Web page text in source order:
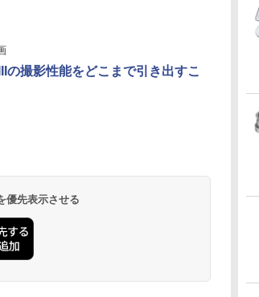
の撮影性能をどこまで引き出すこ
優先表示させる